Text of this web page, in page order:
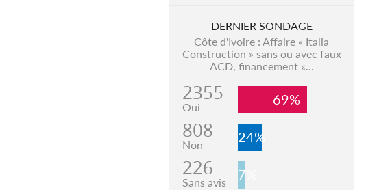
DERNIER SONDAGE
Côte d'Ivoire : Affaire « Italia
Construction » sans ou avec faux
ACD, financement «...
2355
Oui 69%
808
Non 24%
226
Sans avis 7%